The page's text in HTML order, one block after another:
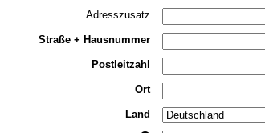
Adresszusatz
Straße + Hausnummer
Postleitzahl
Ort
Land